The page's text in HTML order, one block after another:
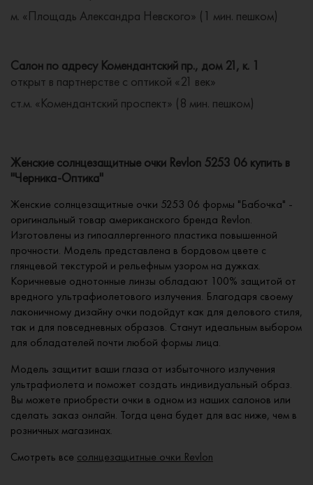
м. «Площадь Александра Невского» (1 мин. пешком)
Салон по адресу Комендантский пр., дом 21, к. 1
открыт в партнерстве с оптикой «21 век»
ст.м. «Комендантский проспект» (8 мин. пешком)
Женские солнцезащитные очки Revlon 5253 06 купить в
"Черника-Оптика"
Женские солнцезащитные очки 5253 06 формы "Бабочка" -
оригинальный товар американского бренда Revlon.
Изготовлены из гипоаллергенного пластика повышенной
прочности. Модель представлена в бордовом цвете с
глянцевой текстурой и рельефным узором на дужках.
Коричневые однотонные линзы обладают 100% защитой от
вредного ультрафиолетового излучения. Благодаря своему
лаконичному дизайну очки подойдут как для делового стиля,
так и для повседневных образов. Станут идеальным выбором
для обладателей почти любой формы лица.
Модель защитит ваши глаза от избыточного излучения
ультрафиолета и поможет создать индивидуальный образ.
Вы можете приобрести очки в одном из наших салонов или
сделать заказ онлайн. Тогда цена будет для вас ниже, чем в
розничных магазинах.
Смотреть все солнцезащитные очки Revlon